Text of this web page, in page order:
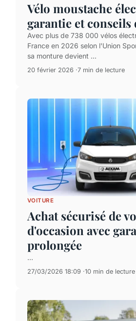
Vélo moustache
garantie et conseils
Avec plus de 738 000 vélos
France en 2026 selon l'Union
sa monture devient ...
20 février 2026 7 min de lecture
VOITURE
Achat sécurisé de
d'occasion avec
prolongée
...
27/03/2026 18:09 10 min de lecture